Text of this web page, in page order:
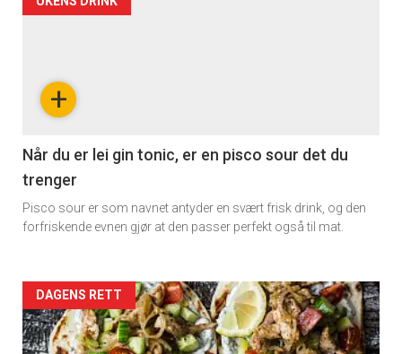
Få ukentlige nyhetsbrev fra
Apéritif
tilsendt.
Artikler
section
11
Dagens
rett
+
Når du er lei gin tonic, er en pisco sour det du
trenger
Pisco sour er som navnet antyder en svært frisk drink, og den
forfriskende evnen gjør at den passer perfekt også til mat.
Artikler
detail
DAGENS RETT